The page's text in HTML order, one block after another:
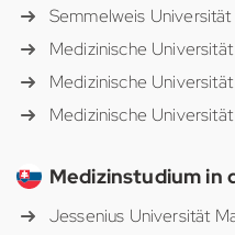
Semmelweis
Medizinische
Medizinische
Medizinische
Medizinstudium in
Jessenius Universität